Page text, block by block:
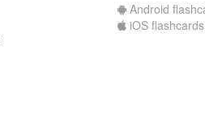
Android
iOS flashcards